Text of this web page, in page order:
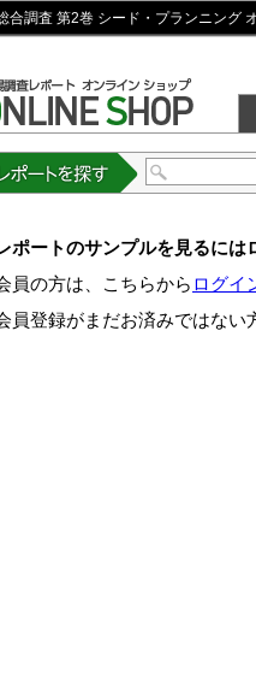
調査 第2巻 シード・プランニング
ポートのサンプルを見るには
員の方は、こちらから ログイ
員登録がまだお済みではない